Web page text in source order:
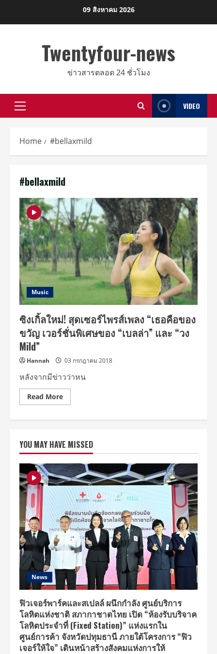
09 สิงหาคม 2026
Twentyfour-news
ข่าวสารตลอด 24 ชั่วโมง
Primary
VIDEO
Home #bellaxmild
#bellaxmild
Music
ซิงเกิ้ลใหม่! สุดเซอร์ไพรส์เพลง “เธอคือของ
ขวัญ เวอร์ชั่นพิเศษของ “เบลล่า” และ “วง
Mild”
Hannah 03 กรกฎาคม 2018
หลังจากมีข่าวว่าหน
Read MoreRead
more
เซอร์ไพรส์
เพลง
“เธอ
คือ
ของ
ขวัญ
เวอร์ชั่น
พิเศษ
ของ
“เบล
ล่า”
และ
“วง
Mild”
YOU MAY HAVE MISSED
News
ฟิวเจอร์พาร์คและสเปลล์ ผนึกกำลัง ศูนย์บริการ
โลหิตแห่งชาติ สภากาชาดไทย เปิด “ห้องรับบริจาค
โลหิตประจำที่ (Fixed Station)” แห่งแรกใน
ศูนย์การค้า จังหวัดปทุมธานี ภายใต้โครงการ “ฟิว
เจอร์ให้ใจ” เดินหน้าสร้างสังคมแห่งการให้